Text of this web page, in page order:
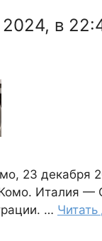
в
23 декабря
Италия —
…